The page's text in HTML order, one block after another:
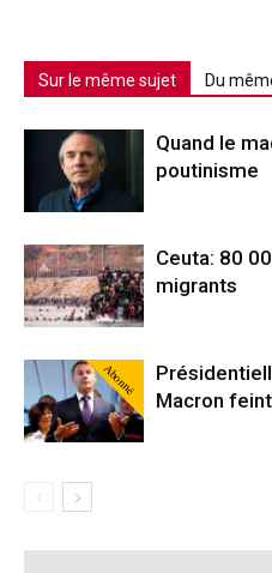
Sur le même sujet Du
Quand le
poutinisme
Ceuta: 80
migrants
Abonné
Macron